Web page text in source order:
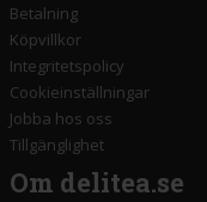
Betalning
Köpvillkor
Integritetspolicy
Cookieinställningar
Jobba hos oss
Tillgänglighet
Om delitea.se